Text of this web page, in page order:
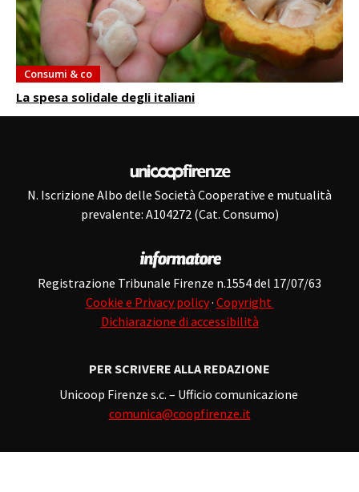
Consumi & co
La spesa solidale degli italiani
N. Iscrizione Albo delle Società Cooperative e mutualità
prevalente: A104272 (Cat. Consumo)
Registrazione Tribunale Firenze n.1554 del 17/07/63
Cookie e Privacy policy· Copyright
Dichiarazione di accessibilità
PER SCRIVERE ALLA REDAZIONE
Unicoop Firenze s.c. – Ufficio comunicazione
comunica@coopfirenze.it